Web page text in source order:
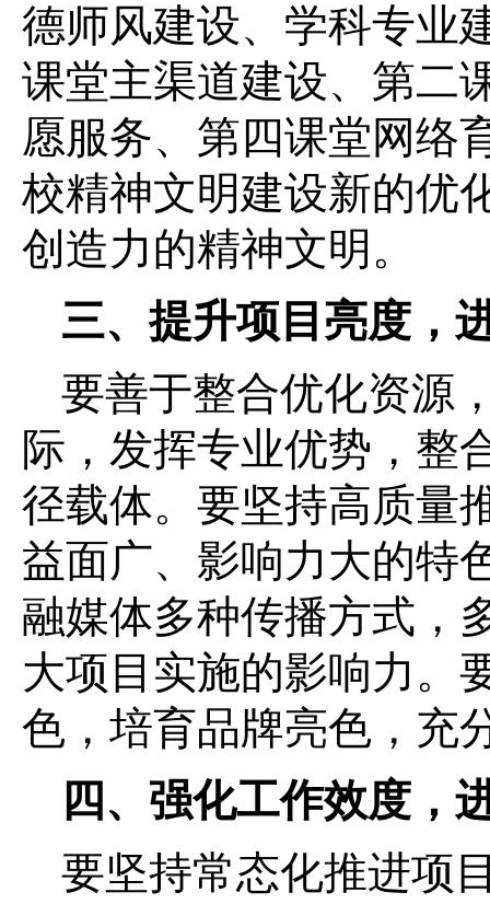
德师风建设、学科专业
课堂主渠道建设、第二
愿服务、第四课堂网络
校精神文明建设新的优
创造力的精神文明。
三、提升项目亮度，
要善于整合优化资源
际，发挥专业优势，整
径载体。要坚持高质量
益面广、影响力大的特
融媒体多种传播方式，
大项目实施的影响力。
色，培育品牌亮色，充
四、强化工作效度，
要坚持常态化推进项